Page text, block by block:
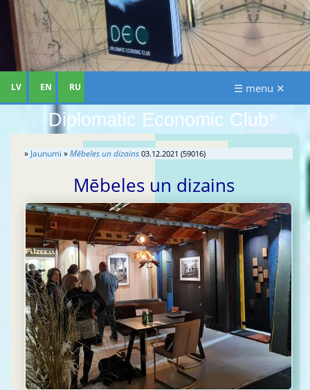
Diplomatic Economic Club®
LV EN RU ☰ menu ✕
» Jaunumi »Mēbeles un dizains 03.12.2021 (59016)
Mēbeles un dizains